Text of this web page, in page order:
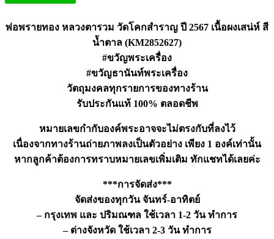
พ่อพรายทอง หลวงตารวม วัดโคกสำราญ ปี 2567 เนื้อผงเสน่ห์ สี
น้ำตาล (KM2852627)
#ขวัญพระเครื่อง
#ขวัญธานันท์พระเครื่อง
วัตถุมงคลทุกรายการของทางร้าน
รับประกันแท้ 100% ตลอดชีพ
หมายเลขกำกับองค์พระอาจจะไม่ตรงกับที่ลงไว้
เนื่องจากทางร้านถ่ายภาพลงเป็นตัวอย่าง เพียง 1 องค์เท่านั้น
หากลูกค้าต้องการทราบหมายเลขเพิ่มเติม ทักแชทได้เลยค่ะ
***การจัดส่ง***
จัดส่งของทุกวัน จันทร์-อาทิตย์
– กรุงเทพ และ ปริมณฑล ใช้เวลา 1-2 วัน ทำการ
– ต่างจังหวัด ใช้เวลา 2-3 วัน ทำการ